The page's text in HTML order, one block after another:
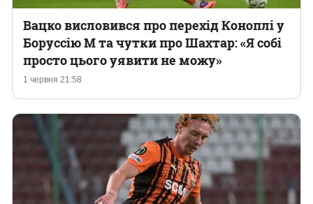
1 червня 21:58
Вацко висловився про перехід Коноплі у
Боруссію М та чутки про Шахтар: «Я собі
просто цього уявити не можу»